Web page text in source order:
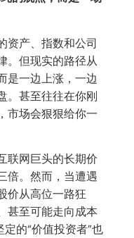
资产、指数和公司
。但现实的路径从
是一边上涨，一边
。甚至往往在你刚
市场会狠狠给你一
联网巨头的长期价
倍。然而，当遭遇
价从高位一路狂
甚至可能走向成本
的“价值投资者”也